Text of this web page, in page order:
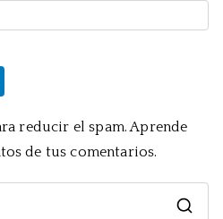
reducir el spam.Aprende
de tus comentarios.